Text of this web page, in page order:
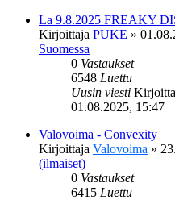
La 9.8.2025 FREAKY
Kirjoittaja PUKE »
Suomessa
0 Vastaukset
6548 Luettu
Uusin viesti
01.08.2025, 15:47
Valovoima - Convexity
Kirjoittaja Valovoima »
(ilmaiset)
0 Vastaukset
6415 Luettu